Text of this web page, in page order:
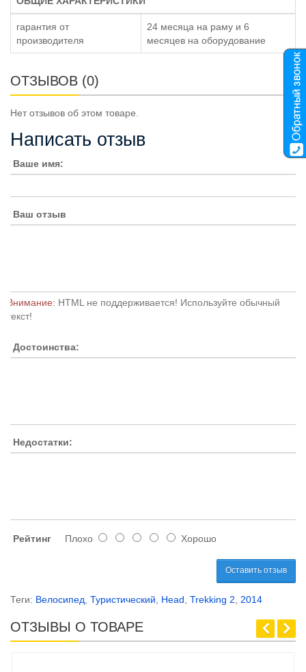
гарантия от
производителя
24 месяца на раму и 6
месяцев на оборудование
ОТЗЫВОВ (0)
Нет отзывов об этом товаре.
Написать отзыв
Ваше имя:
Ваш отзыв
Внимание: HTML не поддерживается! Используйте обычный
текст!
Достоинства:
Недостатки:
Рейтинг Плохо Хорошо
Оставить отзыв
Теги: Велосипед Туристический Head Trekking 2 2014
ОТЗЫВЫ О ТОВАРЕ